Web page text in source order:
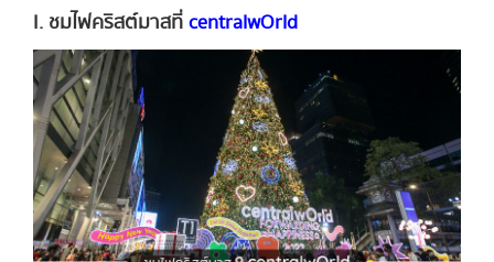
I. ชมไฟคริสต์มาสที่centralwOrld